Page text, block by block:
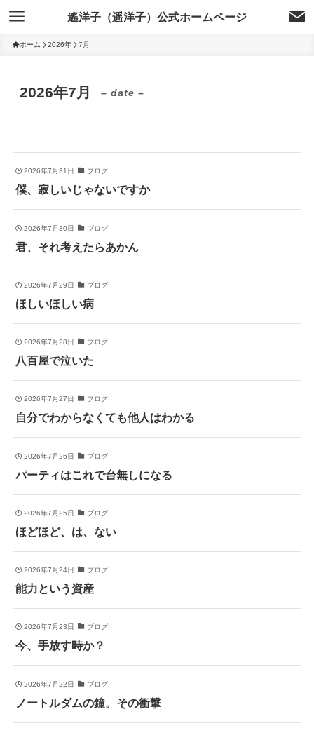
遙洋子（遥洋子）公式ホームページ
ホーム 2026年 7月
2026年7月 – date –
2026年7月31日 ブログ
僕、寂しいじゃないですか
2026年7月30日 ブログ
君、それ考えたらあかん
2026年7月29日 ブログ
ほしいほしい病
2026年7月28日 ブログ
八百屋で泣いた
2026年7月27日 ブログ
自分でわからなくても他人はわかる
2026年7月26日 ブログ
パーティはこれで台無しになる
2026年7月25日 ブログ
ほどほど、は、ない
2026年7月24日 ブログ
能力という資産
2026年7月23日 ブログ
今、手放す時か？
2026年7月22日 ブログ
ノートルダムの鐘。その衝撃